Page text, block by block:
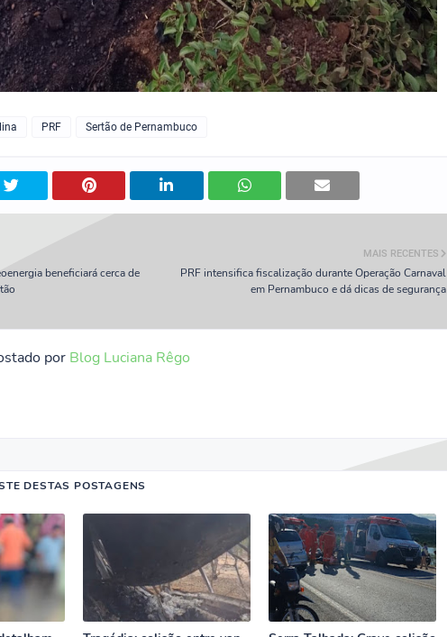
PRF Sertão de Pernambuco
MAIS RECENTES
PRF intensifica fiscalização durante Operação Carnaval
em Pernambuco e dá dicas de segurança
beneficiará cerca de
por Blog Luciana Rêgo
DESTAS POSTAGENS